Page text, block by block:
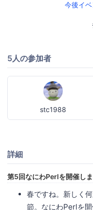
今後イ
5人の参加者
stc1988
詳細
第5回なにわPerlを開催しま
春ですね。新しく
節。なにわPerlを開